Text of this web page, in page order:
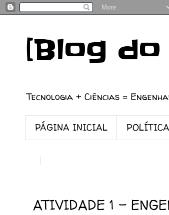
[Blog
Tecnologia + Ciências =
PÁGINA INICIAL
ATIVIDADE 1 -